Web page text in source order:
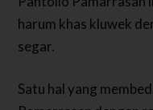
harum khas kluwek
segar.
Satu hal yang